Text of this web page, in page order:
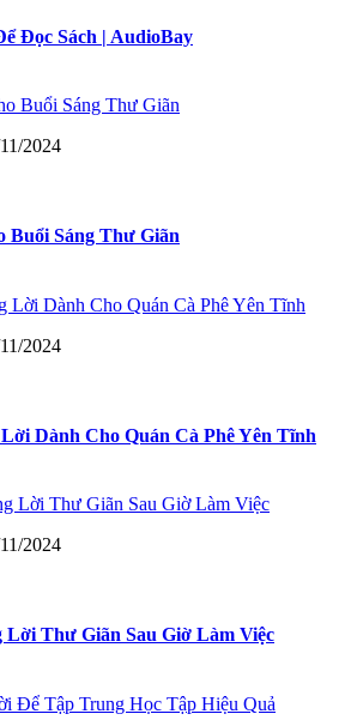
Đọc Sách | AudioBay
2024
Buổi Sáng Thư Giãn
2024
Dành Cho Quán Cà Phê Yên Tĩnh
2024
Lời Thư Giãn Sau Giờ Làm Việc